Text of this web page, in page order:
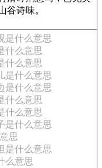
谷诗味。
是什么意思
什么意思
什么意思
是什么意思
是什么意思
什么意思
什么意思
是什么意思
思
是什么意思
么意思